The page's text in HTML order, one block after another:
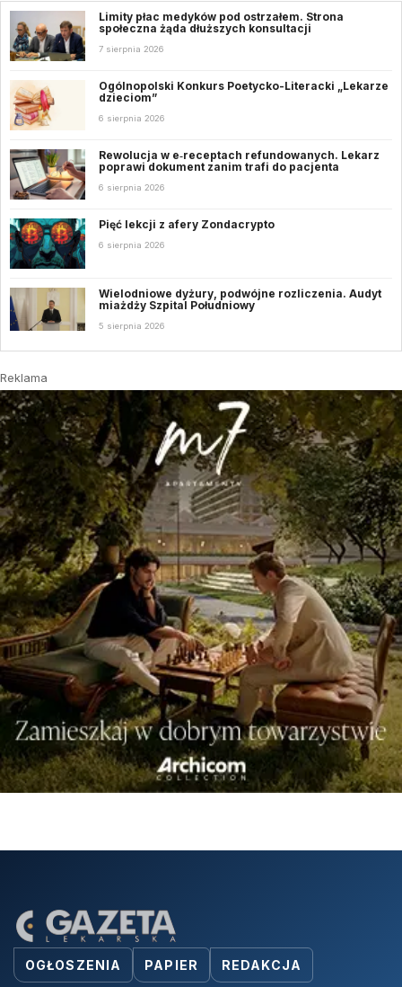
Limity płac medyków pod ostrzałem. Strona
społeczna żąda dłuższych konsultacji
7 sierpnia 2026
Ogólnopolski Konkurs Poetycko-Literacki „Lekarze
dzieciom”
6 sierpnia 2026
Rewolucja w e‑receptach refundowanych. Lekarz
poprawi dokument zanim trafi do pacjenta
6 sierpnia 2026
Pięć lekcji z afery Zondacrypto
6 sierpnia 2026
Wielodniowe dyżury, podwójne rozliczenia. Audyt
miażdży Szpital Południowy
5 sierpnia 2026
Reklama
OGŁOSZENIA PAPIER REDAKCJA